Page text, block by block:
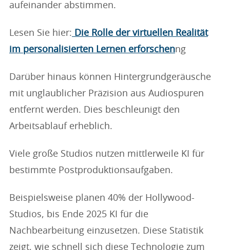
aufeinander abstimmen.
Lesen Sie hier: Die Rolle der virtuellen Realität
im personalisierten Lernen erforschenng
Darüber hinaus können Hintergrundgeräusche
mit unglaublicher Präzision aus Audiospuren
entfernt werden. Dies beschleunigt den
Arbeitsablauf erheblich.
Viele große Studios nutzen mittlerweile KI für
bestimmte Postproduktionsaufgaben.
Beispielsweise planen 40% der Hollywood-
Studios, bis Ende 2025 KI für die
Nachbearbeitung einzusetzen. Diese Statistik
zeigt, wie schnell sich diese Technologie zum